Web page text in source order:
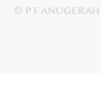
© PT